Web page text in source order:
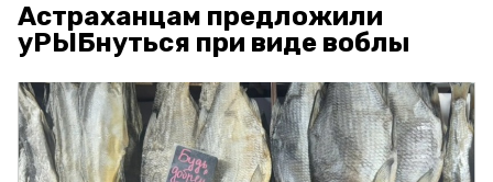
Астраханцам предложили
уРЫБнуться при виде воблы